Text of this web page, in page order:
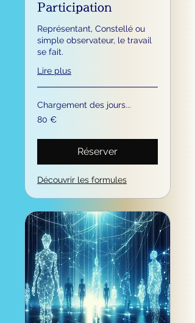
Participation
Représentant, Constellé ou
simple observateur, le travail
se fait.
Lire plus
Chargement des jours...
80
euros
80 €
Réserver
Découvrir les formules